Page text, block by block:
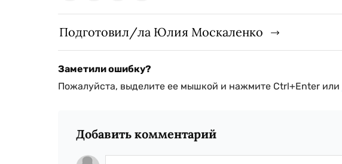
Подготовил/ла Юлия Москаленко
Заметили ошибку?
Пожалуйста, выделите ее мышкой и нажмите Ctrl+Enter или
Добавить комментарий